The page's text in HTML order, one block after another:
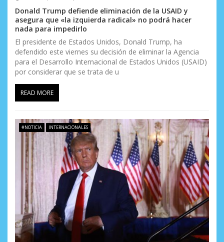
Donald Trump defiende eliminación de la USAID y
asegura que «la izquierda radical» no podrá hacer
nada para impedirlo
El presidente de Estados Unidos, Donald Trump, ha
defendido este viernes su decisión de eliminar la Agencia
para el Desarrollo Internacional de Estados Unidos (USAID)
por considerar que se trata de u
READ MORE
#NOTICIA INTERNACIONALES